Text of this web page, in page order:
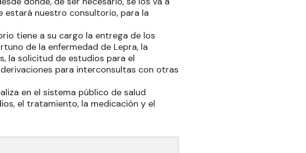
estará nuestro consultorio, para la
tiene a su cargo la entrega de los
de la enfermedad de Lepra, la
la solicitud de estudios para el
para interconsultas con otras
en el sistema público de salud
el tratamiento, la medicación y el